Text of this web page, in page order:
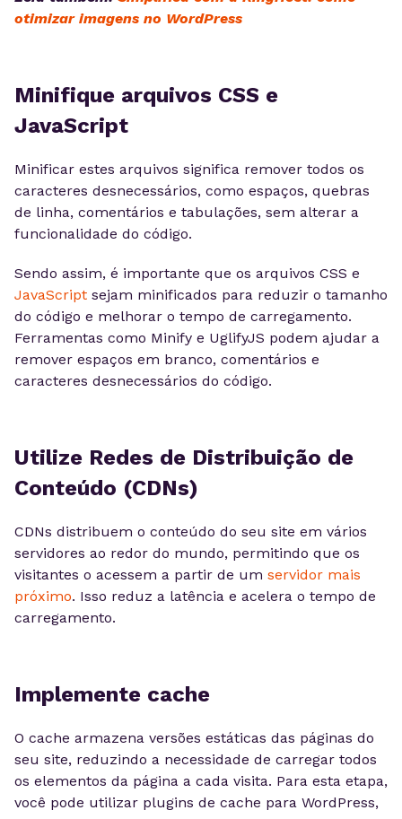
otimizar imagens no WordPress
Minifique arquivos CSS e
JavaScript
Minificar estes arquivos significa remover todos os
caracteres desnecessários, como espaços, quebras
de linha, comentários e tabulações, sem alterar a
funcionalidade do código.
Sendo assim, é importante que os arquivos CSS e
JavaScript sejam minificados para reduzir o tamanho
do código e melhorar o tempo de carregamento.
Ferramentas como Minify e UglifyJS podem ajudar a
remover espaços em branco, comentários e
caracteres desnecessários do código.
Utilize Redes de Distribuição de
Conteúdo (CDNs)
CDNs distribuem o conteúdo do seu site em vários
servidores ao redor do mundo, permitindo que os
visitantes o acessem a partir de um servidor mais
próximo. Isso reduz a latência e acelera o tempo de
carregamento.
Implemente cache
O cache armazena versões estáticas das páginas do
seu site, reduzindo a necessidade de carregar todos
os elementos da página a cada visita. Para esta etapa,
você pode utilizar plugins de cache para WordPress,